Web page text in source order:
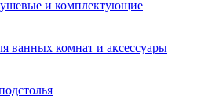
и комплектующие
ванных комнат и аксессуары